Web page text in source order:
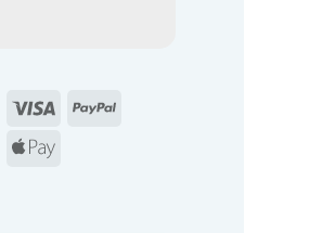
MasterCard
Visa
PayPal
Apple